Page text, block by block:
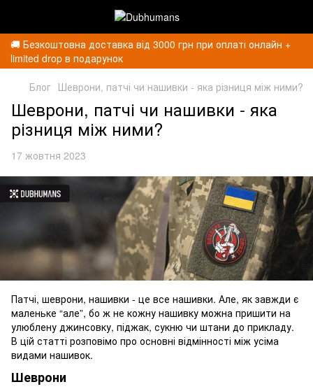
🚚 Безкоштовна доставка від 3000 грн при оплаті онлайн +
limited drop в подарунок
Блог Шеврони, патчі чи нашивки - яка різниця між ними?
Шеврони, патчі чи нашивки - яка
різниця між ними?
17 жовтня 2023
Патчі, шеврони, нашивки - це все нашивки. Але, як завжди є
маленьке “але”, бо ж не кожну нашивку можна пришити на
улюблену джинсовку, піджак, сукню чи штани до прикладу.
В цій статті розповімо про основні відмінності між усіма
видами нашивок.
Шеврони